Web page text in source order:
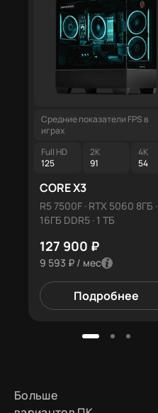
Средние показатели FPS в
играх
Full HD
125
2K
91
4K
54
CORE X3
R5 7500F · RTX 5060 8ГБ ·
16ГБ DDR5 · 1 ТБ
127 900 ₽
9 593 ₽ / мес
Подробнее
Больше